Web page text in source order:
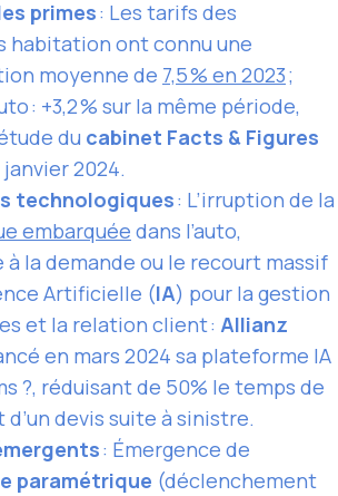
primes: Les tarifs des
habitation ont connu une
moyenne de 7,5 % en 2023;
: +3,2 % sur la même période,
du cabinet Facts & Figures
2024.
technologiques: L’irruption de la
embarquée dans l’auto,
à la demande ou le recourt massif
Artificielle (IA) pour la gestion
et la relation client : Allianz
en mars 2024 sa plateforme IA
?, réduisant de 50% le temps de
devis suite à sinistre.
: Émergence de
paramétrique (déclenchement